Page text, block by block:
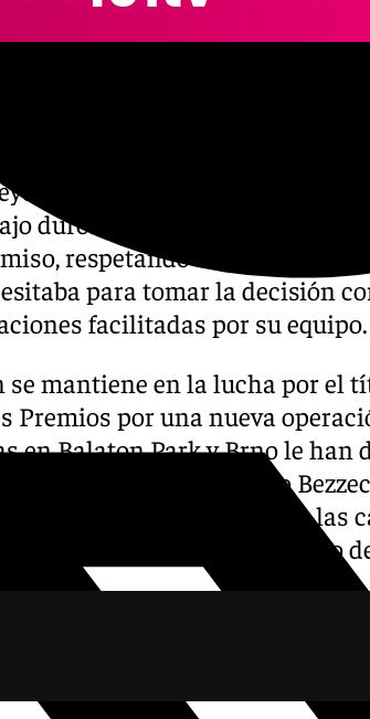
feliz con este nuevo
formando parte de esta
convencido de que era el
en mí y construimos una
duro. Con esta renovación,
respetando mis tiempos y
para tomar la decisión
facilitadas por su equipo.
se mantiene en la lucha por el
Premios por una nueva
en Balaton Park y Brno le han
general, el italiano Marco
número 100 entre todas las
Ducati en MotoGP en el año